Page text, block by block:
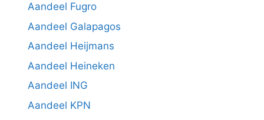
Aandeel Fugro
Aandeel Galapagos
Aandeel Heijmans
Aandeel Heineken
Aandeel ING
Aandeel KPN